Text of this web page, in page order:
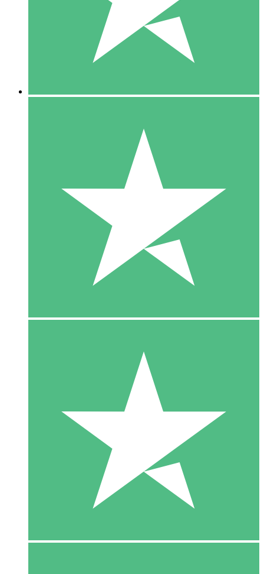
10 00
10 Downloads
20 00